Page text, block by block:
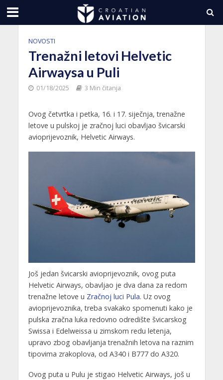
NOVOSTI
Trenažni letovi Helvetic
Airwaysa u Puli
01/18/2025 3 Min čitanja
Ovog četvrtka i petka, 16. i 17. siječnja, trenažne
letove u pulskoj je zračnoj luci obavljao švicarski
avioprijevoznik, Helvetic Airways.
Još jedan švicarski avioprijevoznik, ovog puta
Helvetic Airways, obavljao je dva dana za redom
trenažne letove u Zračnoj luci Pula. Uz ovog
avioprijevoznika, treba svakako spomenuti kako je
pulska zračna luka redovno odredište švicarskog
Swissa i Edelweissa u zimskom redu letenja,
upravo zbog obavljanja trenažnih letova na raznim
tipovima zrakoplova, od A340 i B777 do A320.
Ovog puta u Pulu je stigao Helvetic Airways, još u